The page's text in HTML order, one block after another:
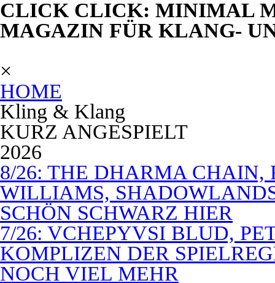
CLICK CLICK: MINIMAL
MAGAZIN FÜR KLANG-
×
HOME
Kling & Klang
KURZ ANGESPIELT
2026
8/26: THE DHARMA CHAIN,
WILLIAMS,
SCHÖN SCHWARZ HIER
7/26: VCHEPYVSI BLUD,
KOMPLIZEN DER
NOCH VIEL MEHR